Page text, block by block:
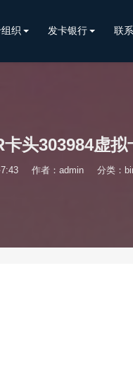
织 发卡银行 联
头303984虚拟
作者：admin 分类：